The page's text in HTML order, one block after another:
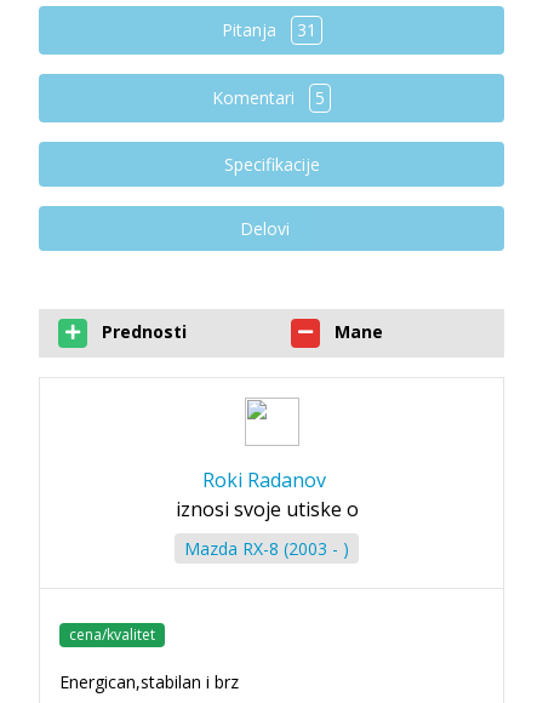
Pitanja 31
Komentari 5
Specifikacije
Delovi
Prednosti Mane
Roki Radanov
iznosi svoje utiske o
Mazda RX-8 (2003 - )
cena/kvalitet
Energican,stabilan i brz